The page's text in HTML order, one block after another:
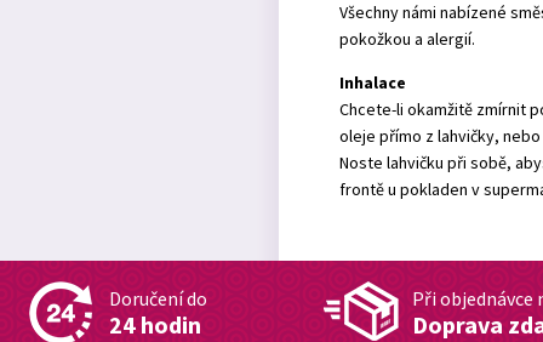
Všechny námi nabízené
pokožkou a alergií.
Inhalace
Chcete-li okamžitě zmírnit
oleje přímo z lahvičky,
Noste lahvičku při sobě,
frontě u pokladen v
Doručení do
24 hodin
Při objednávce
Doprava